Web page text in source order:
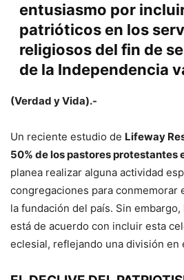
entusiasmo por
patrióticos en los
religiosos del fin de
de la Independencia
(Verdad y Vida).-
Un reciente estudio de Lifeway
50% de los pastores protestantes
planea realizar alguna actividad
congregaciones para conmemorar
la fundación del país. Sin
está de acuerdo con incluir esta
eclesial, reflejando una división en